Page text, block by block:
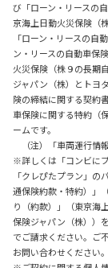
び「ローン・リースの
京海上日動火災保険（
「ローン・リースの
ン・リースの自動車保
火災保険（株９の長期
ジャパン（株）とトヨ
険の締結に関する契約
車保険に関する特約（
ームです。
（注）「車両運行情
※詳しくは「コンビに
「クレぴたプラン」
通保険約款・特約）」
り（約款）」（東京海
保険ジャパン（株））
でご請求ください。ご
お問い合わせください。